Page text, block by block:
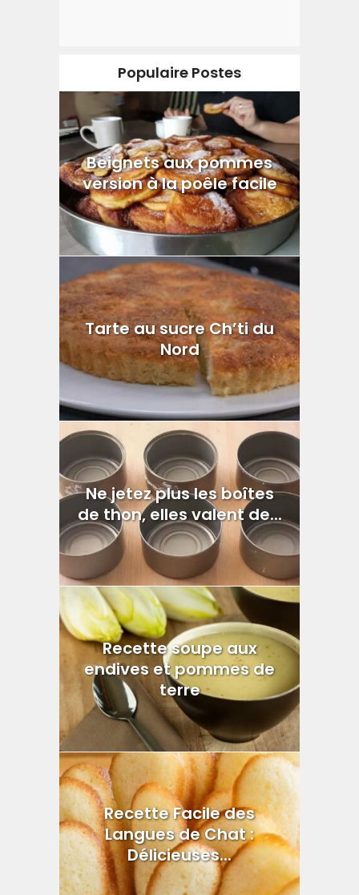
Populaire Postes
Beignets aux pommes
version à la poêle facile
Tarte au sucre Ch’ti du
Nord
Ne jetez plus les boîtes
de thon, elles valent de...
Recette soupe aux
endives et pommes de
terre
Recette Facile des
Langues de Chat :
Délicieuses...